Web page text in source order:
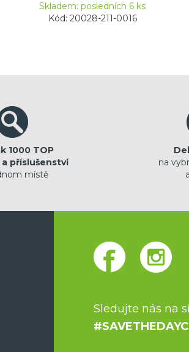
Skladem: posledních 6 ks
Kód: 20028-211-0016
1000 TOP
příslušenství
místě
na
Sledujte nás na